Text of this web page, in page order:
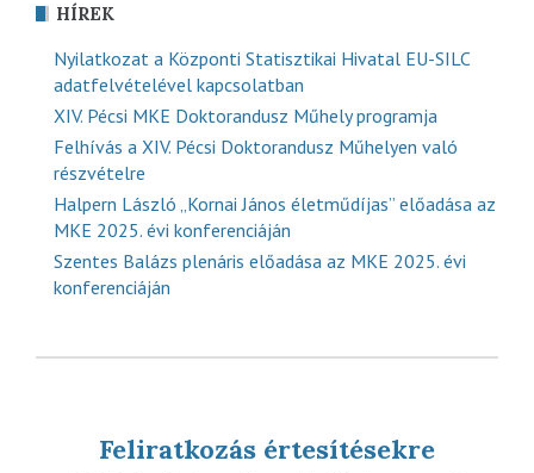
HÍREK
Nyilatkozat a Központi Statisztikai Hivatal EU-SILC
adatfelvételével kapcsolatban
XIV. Pécsi MKE Doktorandusz Műhely programja
Felhívás a XIV. Pécsi Doktorandusz Műhelyen való
részvételre
Halpern László „Kornai János életműdíjas” előadása az
MKE 2025. évi konferenciáján
Szentes Balázs plenáris előadása az MKE 2025. évi
konferenciáján
Feliratkozás értesítésekre